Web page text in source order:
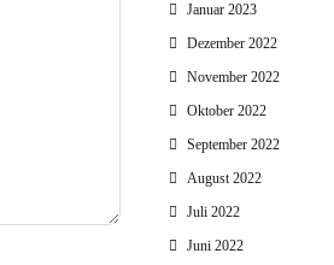
Januar 2023
Dezember 2022
November 2022
Oktober 2022
September 2022
August 2022
Juli 2022
Juni 2022